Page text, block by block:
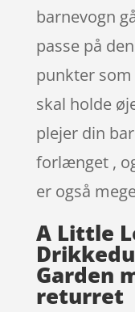
barnevogn
passe på
punkter
skal holde
plejer din
forlænget ,
er også
A Little
Garden
returret